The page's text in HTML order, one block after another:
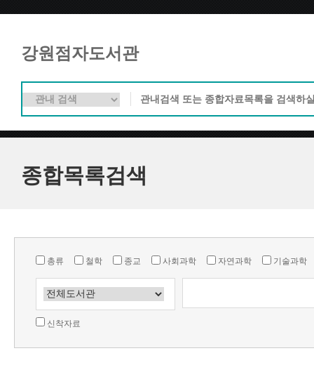
강원점자도서관
종합목록검색
총류 철학 종교 사회과학 자연과학 기술과학
신착자료